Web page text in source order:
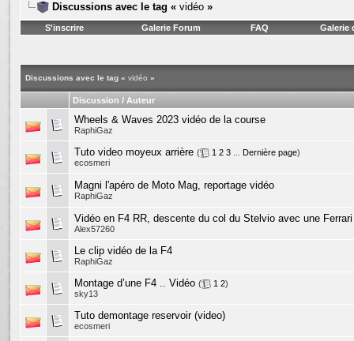
Discussions avec le tag « vidéo »
S'inscrire Galerie Forum FAQ Galerie
Discussions avec le tag « vidéo »
Discussion / Auteur
Wheels & Waves 2023 vidéo de la course
RaphiGaz
Tuto video moyeux arrière ( 1 2 3 Dernière page)
ecosmeri
Magni l'apéro de Moto Mag, reportage vidéo
RaphiGaz
Vidéo en F4 RR, descente du col du Stelvio avec une
Alex57260
Le clip vidéo de la F4
RaphiGaz
Montage d’une F4 .. Vidéo ( 1 2)
sky13
Tuto demontage reservoir (video)
ecosmeri